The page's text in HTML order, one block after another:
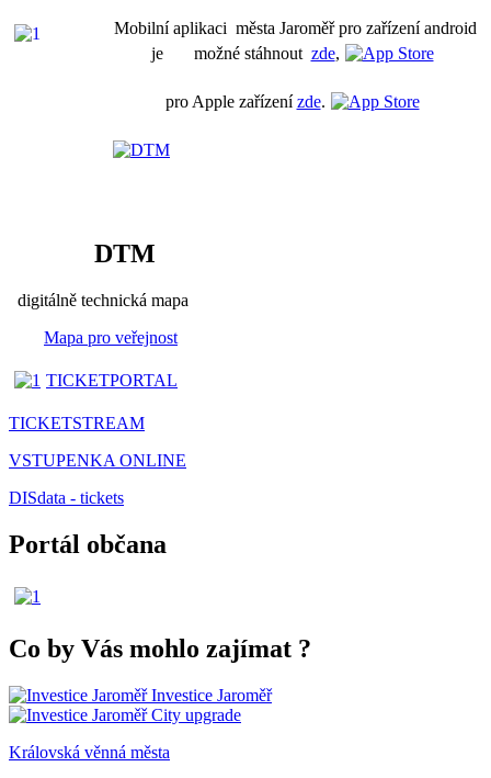
Mobilní aplikaci města Jaroměř pro zařízení android
je možné stáhnout zde,
pro Apple zařízenízde.
DTM
digitálně technická mapa
Mapa pro veřejnost
TICKETPORTAL
TICKETSTREAM
VSTUPENKA ONLINE
DISdata - tickets
Portál občana
Co by Vás mohlo zajímat ?
Investice Jaroměř
City upgrade
Královská věnná města